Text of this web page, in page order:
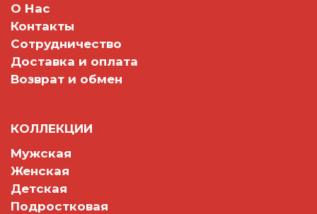
О Нас
Контакты
Сотрудничество
Доставка и оплата
Возврат и обмен
КОЛЛЕКЦИИ
Мужская
Женская
Детская
Подростковая